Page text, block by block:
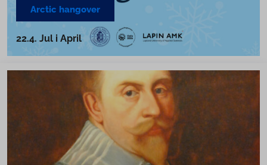
Arctic hangover
22.4. Jul i April